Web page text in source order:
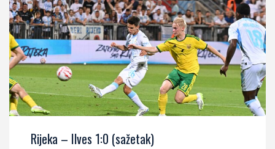
Rijeka – Ilves 1:0 (sažetak)